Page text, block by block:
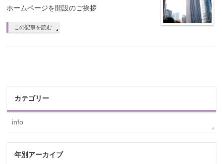
ホームページを開設のご挨拶
この記事を読む
カテゴリー
info
年別アーカイブ